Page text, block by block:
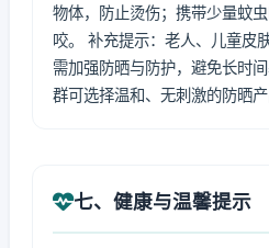
物体，防止烫伤；携带少量蚊
咬。 补充提示：老人、儿童皮
需加强防晒与防护，避免长时
群可选择温和、无刺激的防晒产
七、健康与温馨提示